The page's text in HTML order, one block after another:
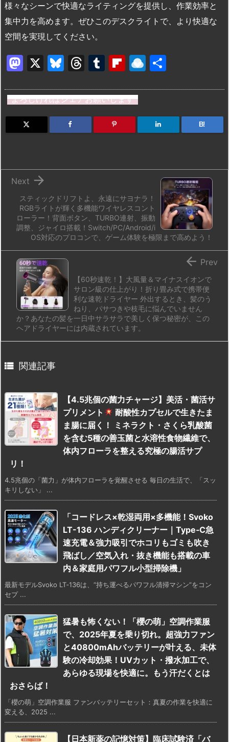
様々なシーンで快適なライティングを提供し、作業効率と
集中力を高めます。ぜひこのデスクライトで、より快適な
空間を実現してください。
M
st
o
d
X
Bl
e
s
k
T
e
a
d
T
m
bl
r
Fl
b
o
ar
R
n
dr
o
よろしければシェアお願いします
B!
スティックドリフトよ、永遠にサヨナラ！
RGBライトが輝く多機能ワイヤレスコント
ローラー！背面ボタン、TURBO連射、振動
調整、ジャイロ搭載！Switch/PC/Android/i
OS対応のプロコンで、ゲーム体験を極限まで高めよう！

Next
【60秒速乾！】大風量＆マイナスイオンで
サロン級の仕上がり！折り畳み式で携帯便
利な速乾ドライヤー 外出するとき、髪のう
ねり、パサつきや枝毛に悩んでいません
か？あなたの髪を一日中サラサラで美しく保つ秘密が、この
ヘアドライヤーには内蔵されています。
 Prev
 関連記事
【4.5兆個の菌力チャージ】美活・菌活サ
プリメント
耐酸性カプセルで生きたま
ま腸に届く！ ミネラクト・さくら乳酸菌
を含む5種の善玉菌と水溶性食物繊維で、
体内フローラを整える究極の腸活サプ
リ！
4.5兆個の「菌力」が体内フローラを覚醒させる 毎日の生活で、「スッ
キリしない」 ...
「コードレス×乾湿両用×多機能！Svoko
LT-136 ハンディクリーナー｜Type‑C急
速充電＆強力吸引でホコリもゴミも吹き
飛ばし／空気入れ・抜き機能も搭載の車
内＆家庭用パワフル小型掃除機」
最新モデルSvoko LT‑136は、“持ち運べるパワフル清掃マシン”をコン
セプ ...
猛暑も怖くない！「櫻の萌」空調作業服
で、2025年夏を乗り切れ。超強力ファン
と40800mAhバッテリーが叶える、未体
験の冷却効果！UVカット・撥水加工で、
あらゆる現場を快適に。もう汗だくとは
おさらば！
「櫻の萌」空調作業服 ファンバッテリーセット：真夏の作業を快適に
変える、2025 ...
【日本新薬の記憶対策】臨床試験済「バ